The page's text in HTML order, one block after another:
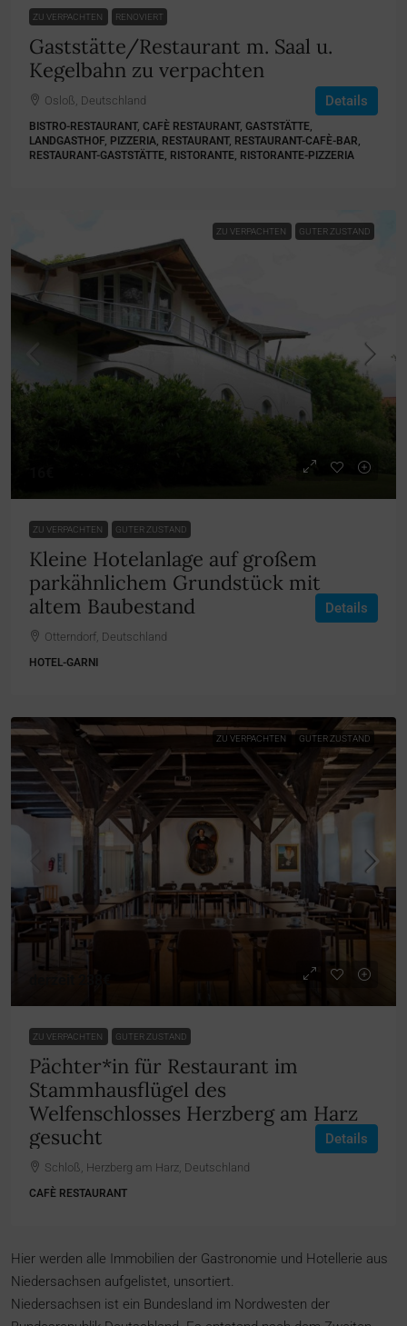
ZU VERPACHTEN RENOVIERT
Gaststätte/Restaurant m. Saal u.
Kegelbahn zu verpachten
Osloß, Deutschland
BISTRO-RESTAURANT, CAFÈ RESTAURANT, GASTSTÄTTE,
LANDGASTHOF, PIZZERIA, RESTAURANT, RESTAURANT-CAFÈ-BAR,
RESTAURANT-GASTSTÄTTE, RISTORANTE, RISTORANTE-PIZZERIA
Details
ZU VERPACHTEN GUTER ZUSTAND
ZU VERPACHTEN GUTER ZUSTAND
Kleine Hotelanlage auf großem
parkähnlichem Grundstück mit
altem Baubestand
Otterndorf, Deutschland
HOTEL-GARNI
Details
ZU VERPACHTEN GUTER ZUSTAND
ZU VERPACHTEN GUTER ZUSTAND
Pächter*in für Restaurant im
Stammhausflügel des
Welfenschlosses Herzberg am Harz
gesucht
Schloß, Herzberg am Harz, Deutschland
CAFÈ RESTAURANT
Details
Hier werden alle Immobilien der Gastronomie und Hotellerie aus
Niedersachsen aufgelistet, unsortiert.
Niedersachsen ist ein Bundesland im Nordwesten der